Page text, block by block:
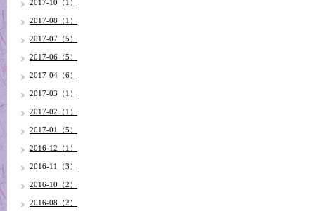
2017-10（1）
2017-08（1）
2017-07（5）
2017-06（5）
2017-04（6）
2017-03（1）
2017-02（1）
2017-01（5）
2016-12（1）
2016-11（3）
2016-10（2）
2016-08（2）